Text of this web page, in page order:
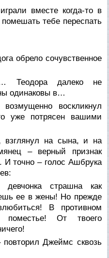
вместе когда-то в
тебе переспать
обрело сочувственное
Теодора далеко не
одинаковы в…
воскликнул
уже потрясен вашими
взглянул на сына, и на
– верный признак
И точно – голос Ашбрука
страшна как
ее в жены! Но прежде
В противном
От твоего
Джеймс сквозь